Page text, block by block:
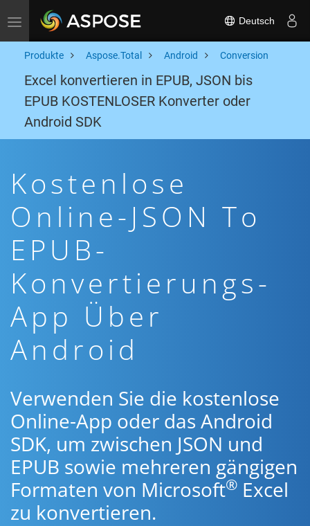
Toggle navigation Deutsch
Produkte Aspose.Total Android Conversion
Excel konvertieren in EPUB, JSON bis
EPUB KOSTENLOSER Konverter oder
Android SDK
Kostenlose
Online-JSON To
EPUB-
Konvertierungs-
App Über
Android
Verwenden Sie die kostenlose
Online-App oder das Android
SDK, um zwischen JSON und
EPUB sowie mehreren gängigen
Formaten von Microsoft® Excel
zu konvertieren.